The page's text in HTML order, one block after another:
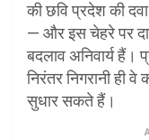
की छवि प्रदेश की
— और इस चेहरे पर
बदलाव अनिवार्य हैं।
निरंतर निगरानी ही
सुधार सकते हैं।